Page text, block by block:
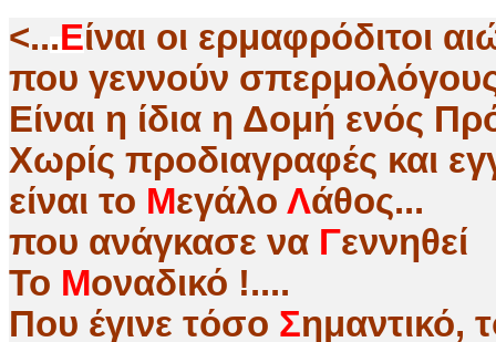
<...Είναι οι ερμαφρόδιτοι
που γεννούν
Είναι η ίδια η Δομή ενός
Χωρίς προδιαγραφές και
είναι το Μεγάλο Λάθος...
που ανάγκασε να Γεννηθεί
Το Μοναδικό !....
Που έγινε τόσο Σημαντικό,